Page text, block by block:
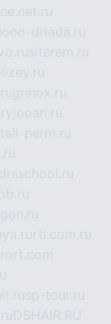
ooo-driada.ru
siterem.ru
grinox.ru
perm.ru
drsschool.ru
rti.com.ru
sp-tour.ru
DSHAIR.RU